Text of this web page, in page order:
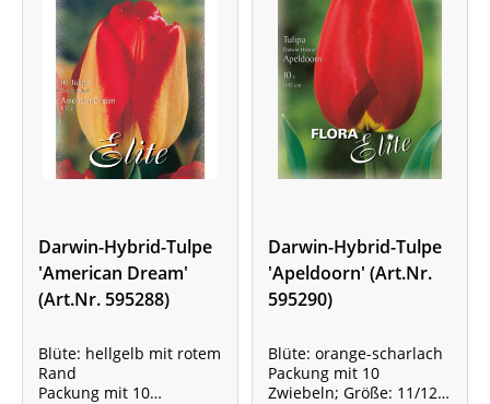
Darwin-Hybrid-Tulpe
'American Dream'
(Art.Nr. 595288)
Blüte: hellgelb mit rotem
Rand
Packung mit 10
Darwin-Hybrid-Tulpe
'Apeldoorn' (Art.Nr.
595290)
Blüte: orange-scharlach
Packung mit 10
Zwiebeln; Größe: 11/12